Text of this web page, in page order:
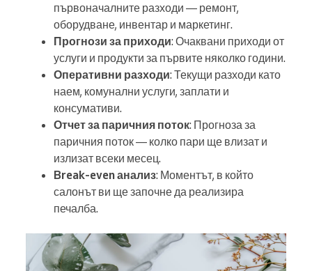
първоначалните разходи — ремонт,
оборудване, инвентар и маркетинг.
Прогнози за приходи: Очаквани приходи от
услуги и продукти за първите няколко години.
Оперативни разходи: Текущи разходи като
наем, комунални услуги, заплати и
консумативи.
Отчет за паричния поток: Прогноза за
паричния поток — колко пари ще влизат и
излизат всеки месец.
Break-even анализ: Моментът, в който
салонът ви ще започне да реализира
печалба.